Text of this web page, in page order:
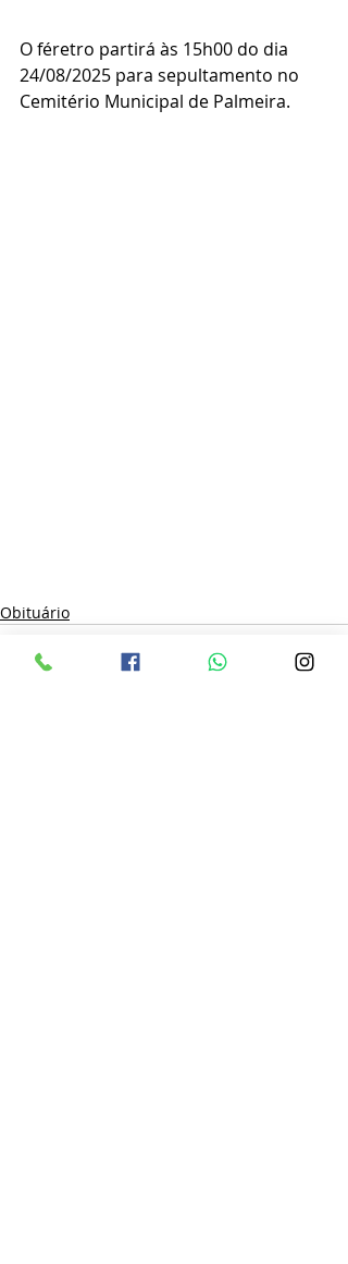
O féretro partirá às 15h00 do dia
24/08/2025 para sepultamento no
Cemitério Municipal de Palmeira.
Obituário